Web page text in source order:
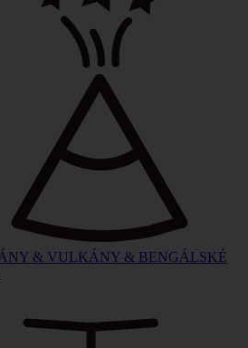
& VULKÁNY & BENGÁLSKÉ